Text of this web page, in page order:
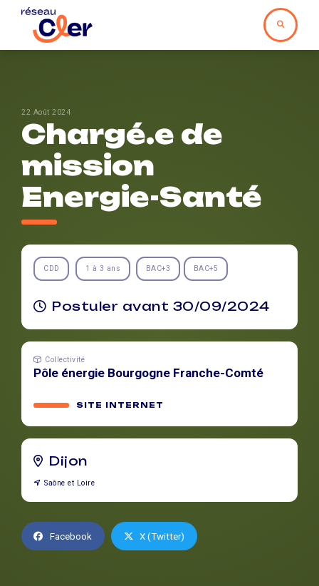
22 Août 2024
Chargé.e de
mission
Energie-Santé
CDD 1 à 3 ans BAC+3 BAC+5
Postuler avant 30/09/2024
Collectivité
Pôle énergie Bourgogne Franche-Comté
SITE INTERNET
Dijon
Saône et Loire
Facebook X (Twitter)